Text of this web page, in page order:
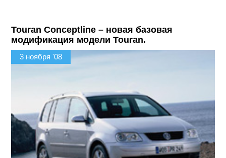
Touran Conceptline – новая базовая
модификация модели Touran.
3 ноября '08